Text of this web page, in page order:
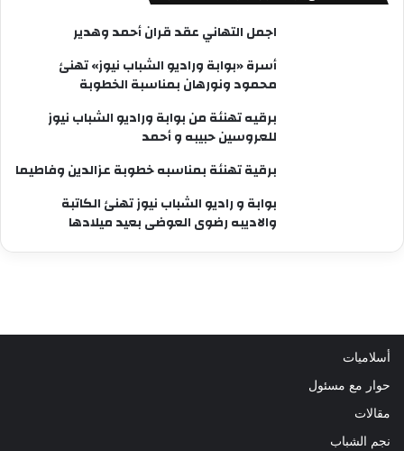
اجمل التهاني عقد قران أحمد وهدير
أسرة «بوابة وراديو الشباب نيوز» تهنئ
محمود ونورهان بمناسبة الخطوبة
برقيه تهنئة من بوابة وراديو الشباب نيوز
للعروسين حبيبه و أحمد
برقية تهنئة بمناسبه خطوبة عزالدين وفاطيما
بوابة و راديو الشباب نيوز تهنئ الكاتبة
والاديبه رضوى العوضى بعيد ميلادها
أسلاميات
حوار مع مسئول
مقالات
نجم الشباب